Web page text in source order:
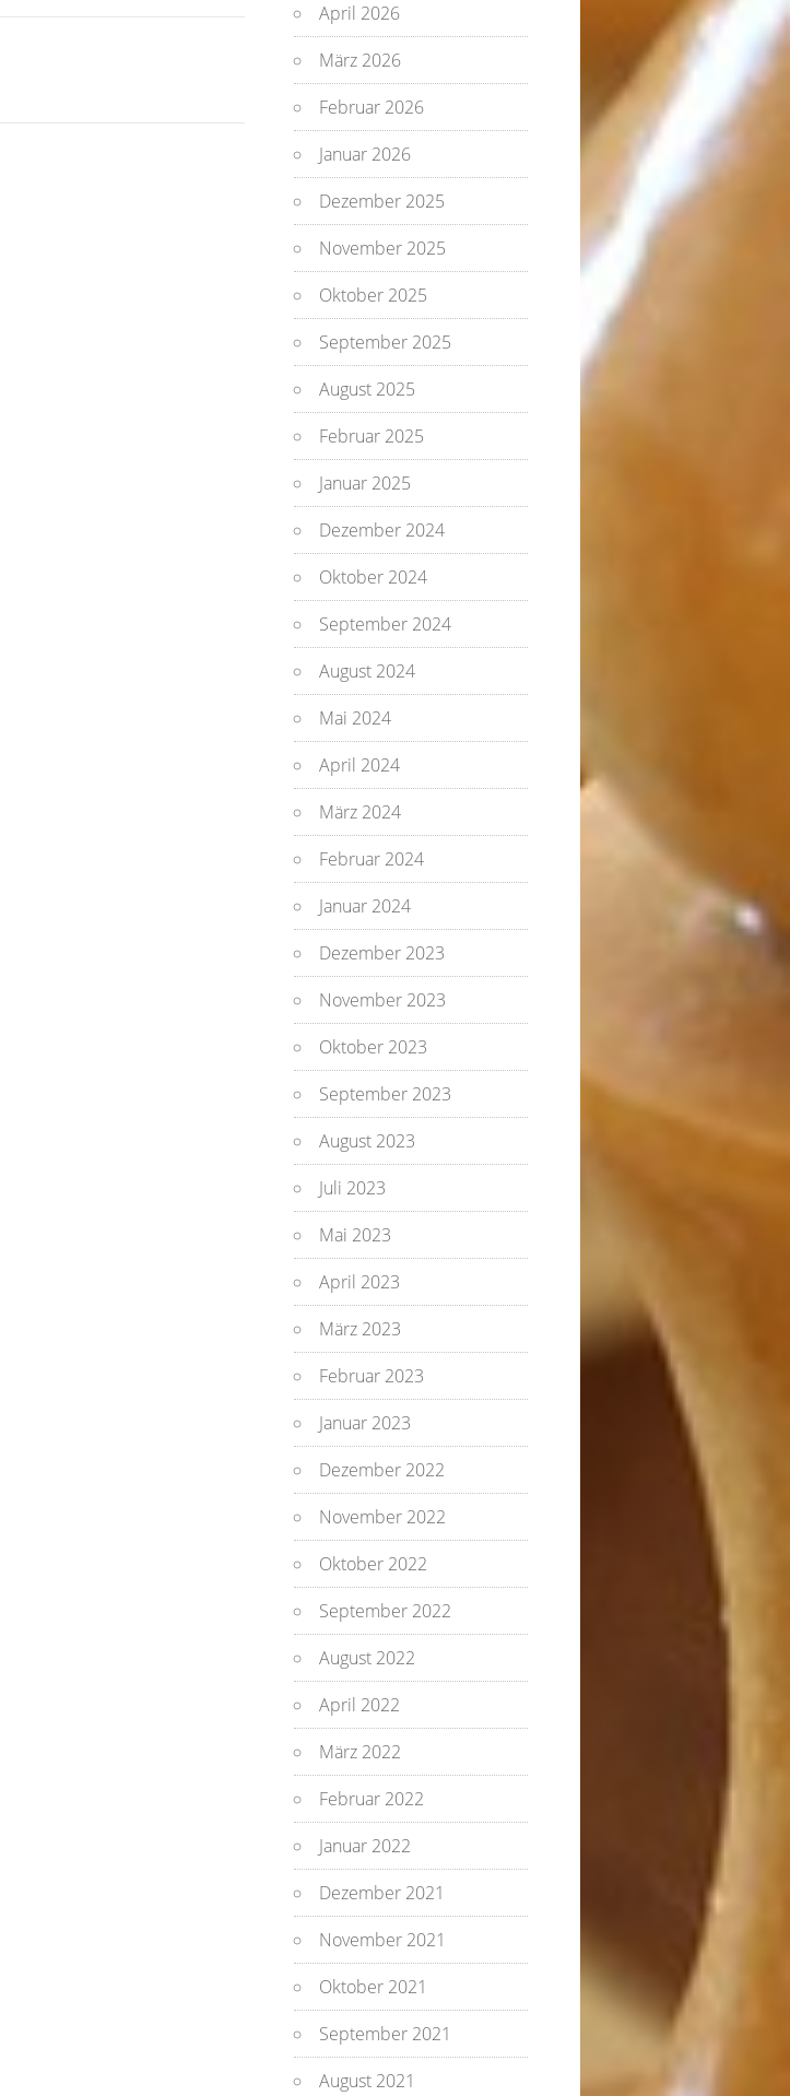
April 2026
März 2026
Februar 2026
Januar 2026
Dezember 2025
November 2025
Oktober 2025
September 2025
August 2025
Februar 2025
Januar 2025
Dezember 2024
Oktober 2024
September 2024
August 2024
Mai 2024
April 2024
März 2024
Februar 2024
Januar 2024
Dezember 2023
November 2023
Oktober 2023
September 2023
August 2023
Juli 2023
Mai 2023
April 2023
März 2023
Februar 2023
Januar 2023
Dezember 2022
November 2022
Oktober 2022
September 2022
August 2022
April 2022
März 2022
Februar 2022
Januar 2022
Dezember 2021
November 2021
Oktober 2021
September 2021
August 2021